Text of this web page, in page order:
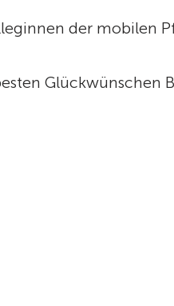
der mobilen
Glückwünschen